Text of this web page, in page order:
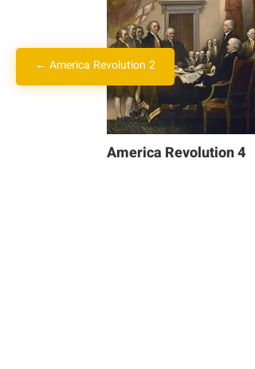
America Revolution 4
← America Revolution 2